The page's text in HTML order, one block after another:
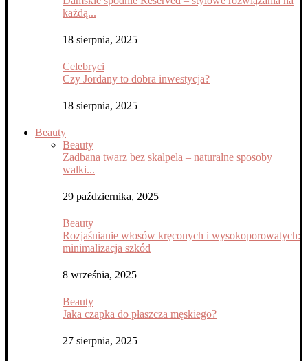
każdą...
18 sierpnia, 2025
Celebryci
Czy Jordany to dobra inwestycja?
18 sierpnia, 2025
Beauty
Beauty
Zadbana twarz bez skalpela – naturalne sposoby
walki...
29 października, 2025
Beauty
Rozjaśnianie włosów kręconych i wysokoporowatych:
minimalizacja szkód
8 września, 2025
Beauty
Jaka czapka do płaszcza męskiego?
27 sierpnia, 2025